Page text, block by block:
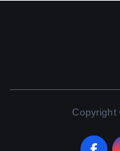
Copyright